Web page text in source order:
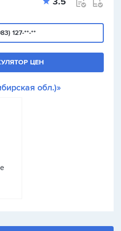
127-**-**
ЦЕН
обл.)»